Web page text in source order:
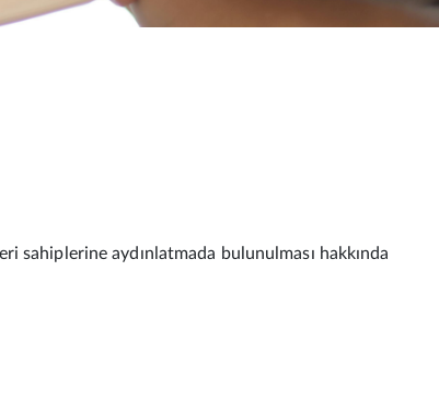
sahiplerine aydınlatmada bulunulması hakkında